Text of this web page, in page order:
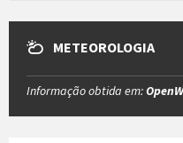
METEOROLOGIA
Informação obtida em: